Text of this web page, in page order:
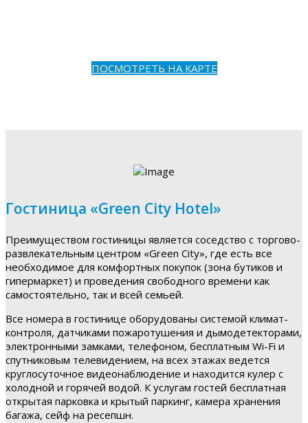
ПОСМОТРЕТЬ НА КАРТЕ
Гостиница «Green City Hotel»
Преимуществом гостиницы является соседство с торгово-
развлекательным центром «Green City», где есть все
необходимое для комфортных покупок (зона бутиков и
гипермаркет) и проведения свободного времени как
самостоятельно, так и всей семьей.
Все номера в гостинице оборудованы системой климат-
контроля, датчиками пожаротушения и дымодетекторами,
электронными замками, телефоном, бесплатным Wi-Fi и
спутниковым телевидением, на всех этажах ведется
круглосуточное видеонаблюдение и находится кулер с
холодной и горячей водой. К услугам гостей бесплатная
открытая парковка и крытый паркинг, камера хранения
багажа, сейф на ресепшн.